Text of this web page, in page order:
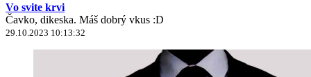
Vo svite krvi
Čavko, dikeska. Máš dobrý vkus :D
29.10.2023 10:13:32